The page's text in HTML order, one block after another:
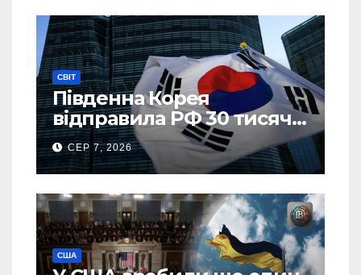
СВІТ
Південна Корея
відправила РФ 30 тисяч
тонн авіапалива
СЕР 7, 2026
США